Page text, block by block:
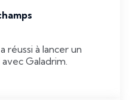
réussi à lancer un
Galadrim.